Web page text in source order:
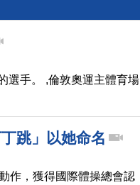
選手。 ,倫敦奧運主體育場
跳」以她命名
作，獲得國際體操總會認